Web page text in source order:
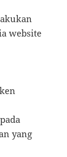
website
yang